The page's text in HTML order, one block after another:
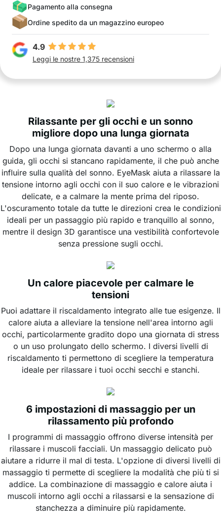
Pagamento alla consegna
Ordine spedito da un magazzino europeo
4.9
Leggi le nostre 1,375 recensioni
Rilassante per gli occhi e un sonno
migliore dopo una lunga giornata
Dopo una lunga giornata davanti a uno schermo o alla
guida, gli occhi si stancano rapidamente, il che può anche
influire sulla qualità del sonno. EyeMask aiuta a rilassare la
tensione intorno agli occhi con il suo calore e le vibrazioni
delicate, e a calmare la mente prima del riposo.
L'oscuramento totale da tutte le direzioni crea le condizioni
ideali per un passaggio più rapido e tranquillo al sonno,
mentre il design 3D garantisce una vestibilità confortevole
senza pressione sugli occhi.
Un calore piacevole per calmare le
tensioni
Puoi adattare il riscaldamento integrato alle tue esigenze. Il
calore aiuta a alleviare la tensione nell'area intorno agli
occhi, particolarmente gradito dopo una giornata di stress
o un uso prolungato dello schermo. I diversi livelli di
riscaldamento ti permettono di scegliere la temperatura
ideale per rilassare i tuoi occhi secchi e stanchi.
6 impostazioni di massaggio per un
rilassamento più profondo
I programmi di massaggio offrono diverse intensità per
rilassare i muscoli facciali. Un massaggio delicato può
aiutare a ridurre il mal di testa. L'opzione di diversi livelli di
massaggio ti permette di scegliere la modalità che più ti si
addice. La combinazione di massaggio e calore aiuta i
muscoli intorno agli occhi a rilassarsi e la sensazione di
stanchezza a diminuire più rapidamente.